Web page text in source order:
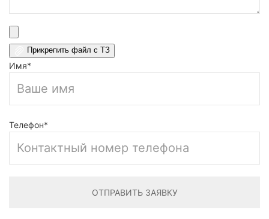
Прикрепить файл с ТЗ
Имя*
Телефон*
ОТПРАВИТЬ ЗАЯВКУ